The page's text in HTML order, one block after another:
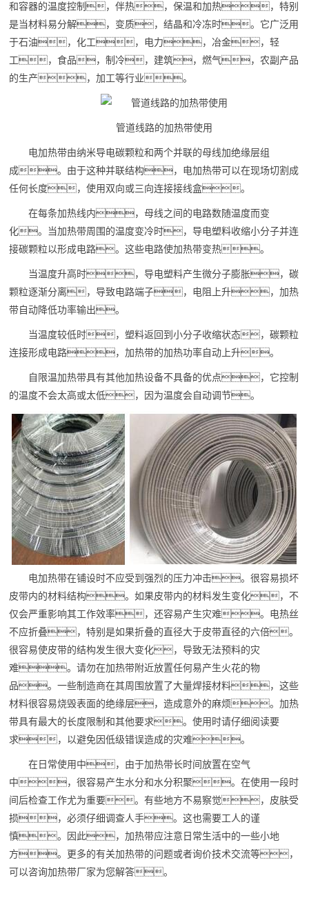
和容器的温度控制，伴热，保温和加热，特别
是当材料易分解，变质，结晶和冷冻时。它广泛用
于石油，化工，电力，冶金，轻
工，食品，制冷，建筑，燃气，农副产品
的生产，加工等行业。
管道线路的加热带使用
电加热带由纳米导电碳颗粒和两个并联的母线加绝缘层组
成。由于这种并联结构，电加热带可以在现场切割成
任何长度，使用双向或三向连接接线盒。
在每条加热线内，母线之间的电路数随温度而变
化。当加热带周围的温度变冷时，导电塑料收缩小分子并连
接碳颗粒以形成电路。这些电路使加热带变热。
当温度升高时，导电塑料产生微分子膨胀，碳
颗粒逐渐分离，导致电路端子，电阻上升，加热
带自动降低功率输出。
当温度较低时，塑料返回到小分子收缩状态，碳颗粒
连接形成电路，加热带的加热功率自动上升。
自限温加热带具有其他加热设备不具备的优点，它控制
的温度不会太高或太低，因为温度会自动调节。
电加热带在铺设时不应受到强烈的压力冲击。很容易损坏
皮带内的材料结构。如果皮带内的材料发生变化，不
仅会严重影响其工作效率，还容易产生灾难。电热丝
不应折叠，特别是如果折叠的直径大于皮带直径的六倍。
很容易使皮带的结构发生很大变化，导致无法预料的灾
难。请勿在加热带附近放置任何易产生火花的物
品。一些制造商在其周围放置了大量焊接材料，这些
材料很容易烧毁表面的绝缘层，造成意外的麻烦。加热
带具有最大的长度限制和其他要求。使用时请仔细阅读要
求，以避免因低级错误造成的灾难。
在日常使用中，由于加热带长时间放置在空气
中，很容易产生水分和水分积聚。在使用一段时
间后检查工作尤为重要。有些地方不易察觉，皮肤受
损，必须仔细调查人手。这也需要工人的谨
慎。因此，加热带应注意日常生活中的一些小地
方。更多的有关加热带的问题或者询价技术交流等，
可以咨询加热带厂家为您解答。